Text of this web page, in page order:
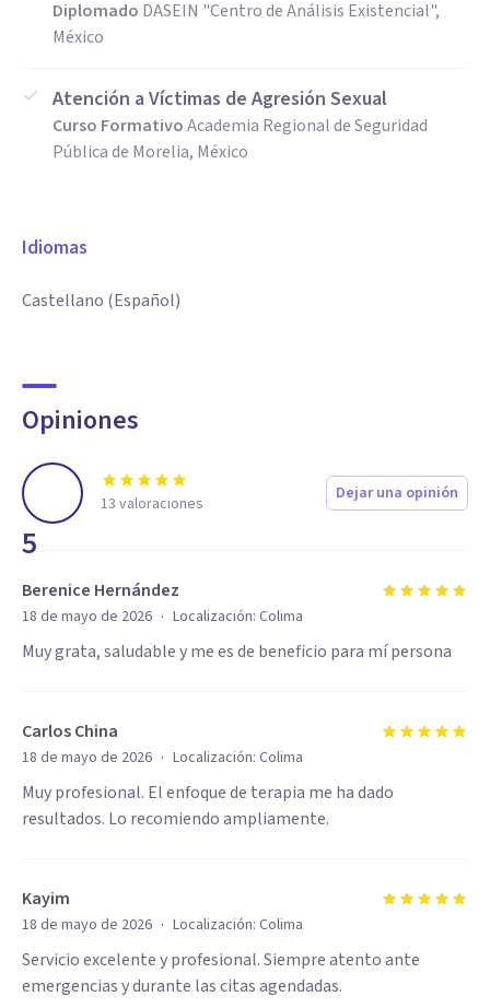
Diplomado DASEIN "Centro de Análisis Existencial",
México
Atención a Víctimas de Agresión Sexual
Curso FormativoAcademia Regional de Seguridad
Pública de Morelia, México
Idiomas
Castellano (Español)
Opiniones
5
13 valoraciones Dejar una opinión
Berenice Hernández
18 de mayo de 2026 · Localización: Colima
Muy grata, saludable y me es de beneficio para mí persona
Carlos China
18 de mayo de 2026 · Localización: Colima
Muy profesional. El enfoque de terapia me ha dado
resultados. Lo recomiendo ampliamente.
Kayim
18 de mayo de 2026 · Localización: Colima
Servicio excelente y profesional. Siempre atento ante
emergencias y durante las citas agendadas.